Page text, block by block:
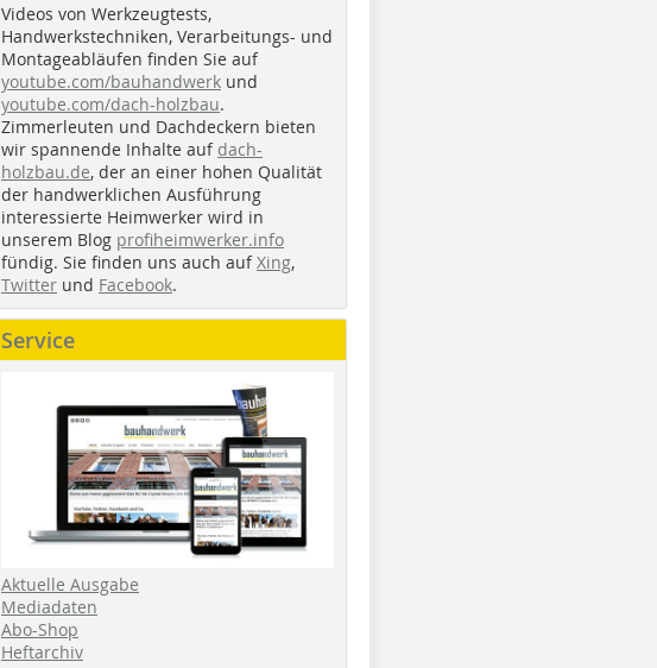
Videos von Werkzeugtests,
Handwerkstechniken, Verarbeitungs- und
Montageabläufen finden Sie auf
youtube.com/bauhandwerk und
youtube.com/dach-holzbau.
Zimmerleuten und Dachdeckern bieten
wir spannende Inhalte auf dach-
holzbau.de, der an einer hohen Qualität
der handwerklichen Ausführung
interessierte Heimwerker wird in
unserem Blog profiheimwerker.info
fündig. Sie finden uns auch aufXing,
Twitter und Facebook.
Service
Aktuelle Ausgabe
Mediadaten
Abo-Shop
Heftarchiv